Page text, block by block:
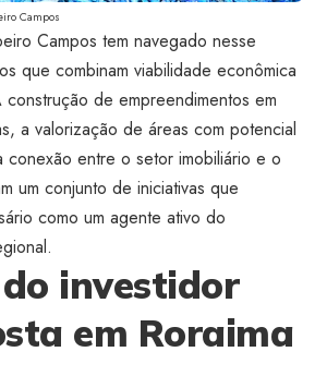
Campos
Campos tem navegado nesse
que combinam viabilidade econômica
de empreendimentos em
a valorização de áreas com potencial
conexão entre o setor imobiliário e o
um conjunto de iniciativas que
como um agente ativo do
investidor
em Roraima